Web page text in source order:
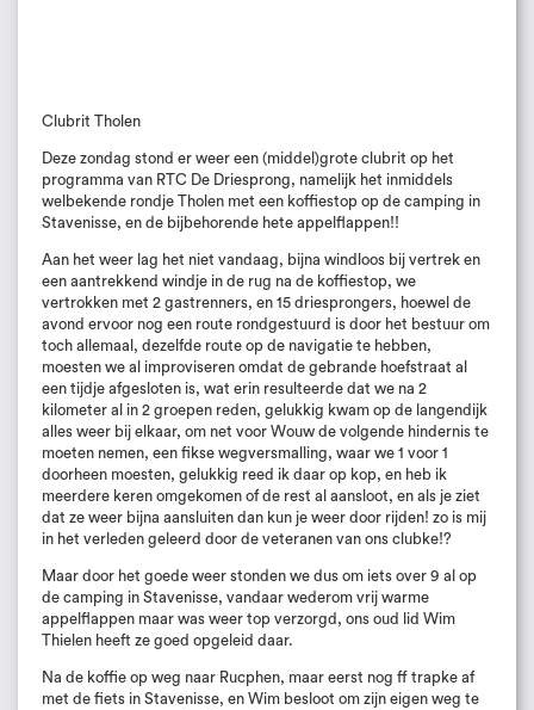
Clubrit Tholen
Deze zondag stond er weer een (middel)grote clubrit op het
programma van RTC De Driesprong, namelijk het inmiddels
welbekende rondje Tholen met een koffiestop op de camping in
Stavenisse, en de bijbehorende hete appelflappen!!
Aan het weer lag het niet vandaag, bijna windloos bij vertrek en
een aantrekkend windje in de rug na de koffiestop, we
vertrokken met 2 gastrenners, en 15 driesprongers, hoewel de
avond ervoor nog een route rondgestuurd is door het bestuur om
toch allemaal, dezelfde route op de navigatie te hebben,
moesten we al improviseren omdat de gebrande hoefstraat al
een tijdje afgesloten is, wat erin resulteerde dat we na 2
kilometer al in 2 groepen reden, gelukkig kwam op de langendijk
alles weer bij elkaar, om net voor Wouw de volgende hindernis te
moeten nemen, een fikse wegversmalling, waar we 1 voor 1
doorheen moesten, gelukkig reed ik daar op kop, en heb ik
meerdere keren omgekomen of de rest al aansloot, en als je ziet
dat ze weer bijna aansluiten dan kun je weer door rijden! zo is mij
in het verleden geleerd door de veteranen van ons clubke!?
Maar door het goede weer stonden we dus om iets over 9 al op
de camping in Stavenisse, vandaar wederom vrij warme
appelflappen maar was weer top verzorgd, ons oud lid Wim
Thielen heeft ze goed opgeleid daar.
Na de koffie op weg naar Rucphen, maar eerst nog ff trapke af
met de fiets in Stavenisse, en Wim besloot om zijn eigen weg te